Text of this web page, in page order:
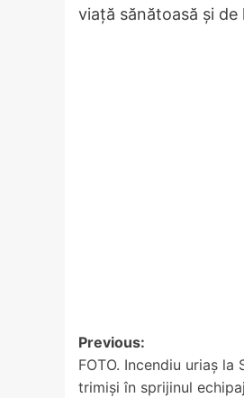
viață sănătoasă și
Post
navigation
Previous:
FOTO. Incendiu uriaș la
trimiși în sprijinul